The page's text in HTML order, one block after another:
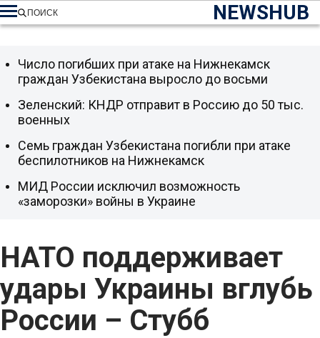
NEWSHUB
ПОИСК
НАТО поддерживает
удары Украины вглубь
России – Стубб
Число погибших при атаке на Нижнекамск
граждан Узбекистана выросло до восьми
Зеленский: КНДР отправит в Россию до 50 тыс.
военных
Семь граждан Узбекистана погибли при атаке
беспилотников на Нижнекамск
МИД России исключил возможность
«заморозки» войны в Украине